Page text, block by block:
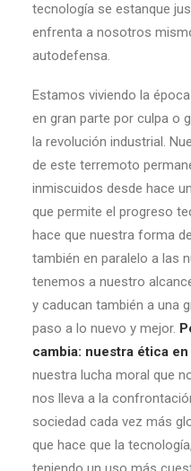
tecnología se estanque
enfrenta a nosotros
autodefensa.
Estamos viviendo la
en gran parte por culpa o
la revolución industrial.
de este terremoto
inmiscuidos desde hace
que permite el progreso
hace que nuestra forma
también en paralelo a las
tenemos a nuestro
y caducan también a una
paso a lo nuevo y mejor.
cambia: nuestra ética
nuestra lucha moral que
nos lleva a la
sociedad cada vez más
que hace que la